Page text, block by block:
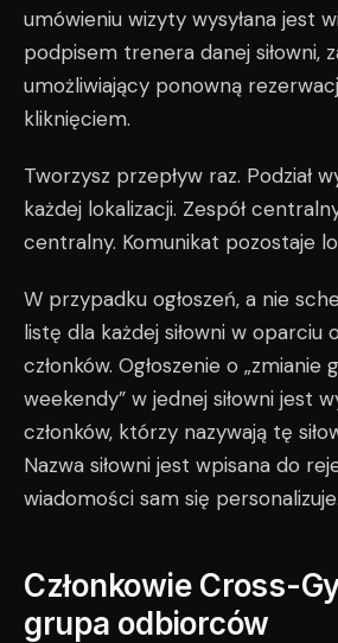
umówieniu wizyty wysyłana jest
podpisem trenera danej siłowni,
umożliwiający ponowną
kliknięciem.
Tworzysz przepływ raz. Podział
każdej lokalizacji. Zespół
centralny. Komunikat pozostaje
W przypadku ogłoszeń, a nie
listę dla każdej siłowni w oparciu
członków. Ogłoszenie o
weekendy” w jednej siłowni jest
członków, którzy nazywają tę
Nazwa siłowni jest wpisana do
wiadomości sam się personalizuje.
Członkowie Cross-
grupa odbiorców